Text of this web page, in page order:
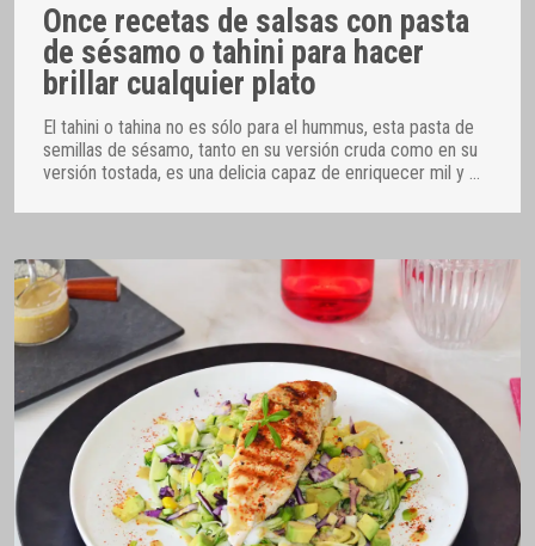
Once recetas de salsas con pasta
de sésamo o tahini para hacer
brillar cualquier plato
El tahini o tahina no es sólo para el hummus, esta pasta de
semillas de sésamo, tanto en su versión cruda como en su
versión tostada, es una delicia capaz de enriquecer mil y …